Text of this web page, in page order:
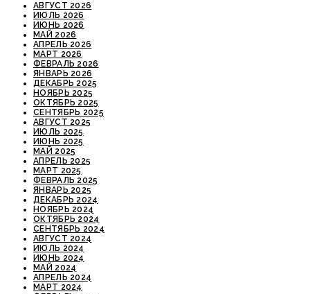
АВГУСТ 2026
ИЮЛЬ 2026
ИЮНЬ 2026
МАЙ 2026
АПРЕЛЬ 2026
МАРТ 2026
ФЕВРАЛЬ 2026
ЯНВАРЬ 2026
ДЕКАБРЬ 2025
НОЯБРЬ 2025
ОКТЯБРЬ 2025
СЕНТЯБРЬ 2025
АВГУСТ 2025
ИЮЛЬ 2025
ИЮНЬ 2025
МАЙ 2025
АПРЕЛЬ 2025
МАРТ 2025
ФЕВРАЛЬ 2025
ЯНВАРЬ 2025
ДЕКАБРЬ 2024
НОЯБРЬ 2024
ОКТЯБРЬ 2024
СЕНТЯБРЬ 2024
АВГУСТ 2024
ИЮЛЬ 2024
ИЮНЬ 2024
МАЙ 2024
АПРЕЛЬ 2024
МАРТ 2024